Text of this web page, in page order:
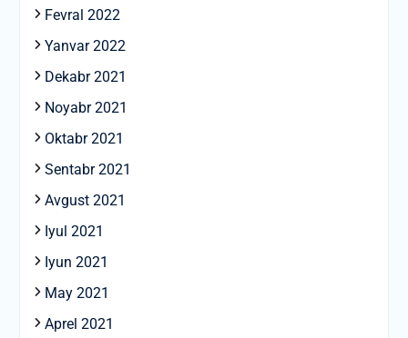
Fevral 2022
Yanvar 2022
Dekabr 2021
Noyabr 2021
Oktabr 2021
Sentabr 2021
Avgust 2021
Iyul 2021
Iyun 2021
May 2021
Aprel 2021